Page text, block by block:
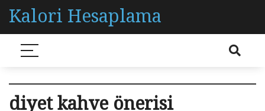
Kalori Hesaplama
diyet kahve önerisi